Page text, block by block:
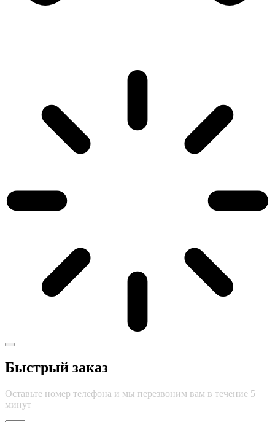
Быстрый заказ
Оставьте номер телефона и мы перезвоним вам в течение 5
минут